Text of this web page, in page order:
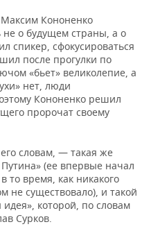
Кононенко
о будущем страны, а о
спикер, сфокусироваться
после прогулки по
«бьет» великолепие, а
нет, люди
Кононенко решил
пророчат своему
словам, — такая же
(ее впервые начал
то время, как никакого
не существовало), и такой
которой, по словам
Сурков.